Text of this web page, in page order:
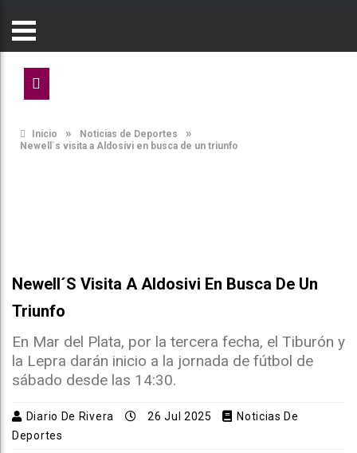
Inicio » Noticias de Deportes »
Newell´s visita a Aldosivi en busca de un triunfo
Newell´s Visita A Aldosivi En Busca De Un
Triunfo
En Mar del Plata, por la tercera fecha, el Tiburón y
la Lepra darán inicio a la jornada de fútbol de
sábado desde las 14:30.
Diario De Rivera 26 Jul 2025
Noticias De
Deportes